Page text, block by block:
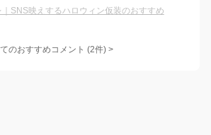
SNS映えするハロウィン仮装のおすすめ
のおすすめコメント (2件) >